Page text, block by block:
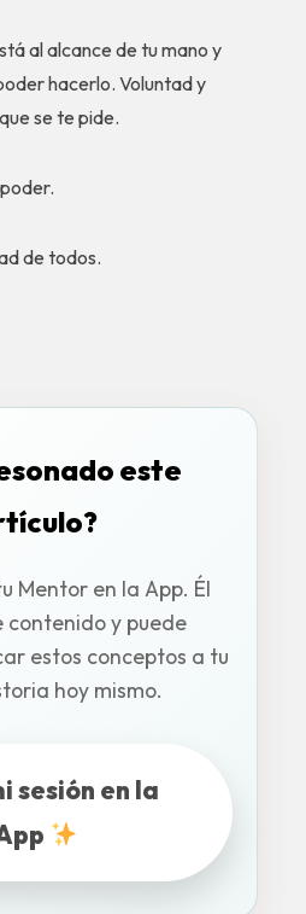
al alcance de tu mano y
hacerlo. Voluntad y
se te pide.
de todos.
este
Mentor en la App. Él
contenido y puede
estos conceptos a tu
hoy mismo.
sesión en la